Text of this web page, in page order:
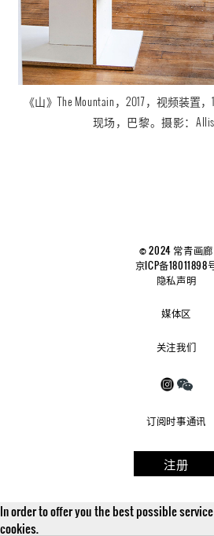
《山》The Mountain，2017，视频装置，
现场，巴黎。摄影：
© 2024 常青画廊
京ICP备18011898
隐私声明
媒体区
关注我们
订阅时事通讯
注册
In order to offer you the best possible
cookies.